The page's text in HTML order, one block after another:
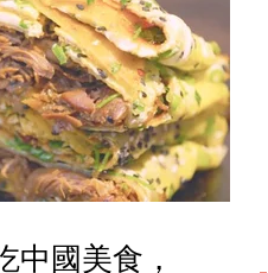
國美食，